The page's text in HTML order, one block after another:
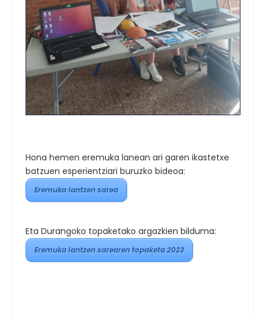
Hona hemen eremuka lanean ari garen ikastetxe
batzuen esperientziari buruzko bideoa:
Eremuka lantzen sarea
Eta Durangoko topaketako argazkien bilduma:
Eremuka lantzen sarearen topaketa 2023